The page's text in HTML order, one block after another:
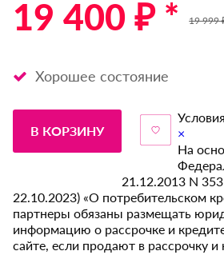
19 400 ₽ * 19 999
Хорошее состояние
В КОРЗИНУ
×
На
21.12.2013 N
22.10.2023) «О потребительском
партнеры обязаны размещать
информацию о рассрочке и
сайте, если продают в рассрочку и